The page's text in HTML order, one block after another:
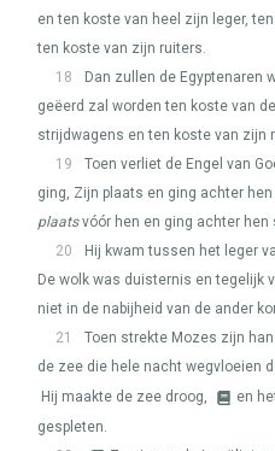
en ten koste van heel zijn leger,
ten koste van zijn ruiters.
18
Dan zullen de Egyptenaren
geëerd zal worden ten koste van
strijdwagens en ten koste van zijn
19
Toen verliet de Engel van
ging, Zijn plaats en ging achter
plaatsvóór hen en ging achter hen
20
Hij kwam tussen het leger
De wolk was duisternis en tegelijk
niet in de nabijheid van de ander
21
Toen strekte Mozes zijn
de zee die hele nacht wegvloeien
Hij maakte de zee droog,
en
gespleten.